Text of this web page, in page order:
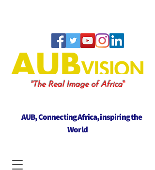
"The Real Image of Africa"
AUB, Connecting Africa, inspiring the
World